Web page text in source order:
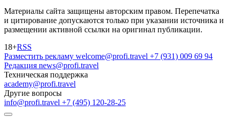
Материалы сайта защищены авторским правом. Перепечатка
и цитирование допускаются только при указании источника и
размещении активной ссылки на оригинал публикации.
18+RSS
Разместить рекламу welcome@profi.travel +7 (931) 009 69 94
Редакция news@profi.travel
Техническая поддержка
academy@profi.travel
Другие вопросы
info@profi.travel +7 (495) 120-28-25